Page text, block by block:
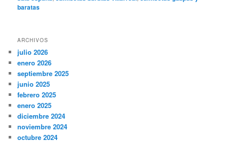
baratas
ARCHIVOS
julio 2026
enero 2026
septiembre 2025
junio 2025
febrero 2025
enero 2025
diciembre 2024
noviembre 2024
octubre 2024